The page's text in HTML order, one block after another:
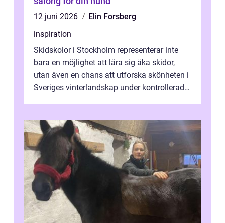
12 juni 2026
Elin Forsberg
inspiration
Skidskolor i Stockholm representerar inte
bara en möjlighet att lära sig åka skidor,
utan även en chans att utforska skönheten i
Sveriges vinterlandskap under kontrollerade